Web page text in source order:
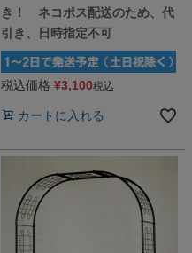
き！ ネコポス配送のため、代
引き、日時指定不可
税込価格 ¥3,100税込
カートに入れる